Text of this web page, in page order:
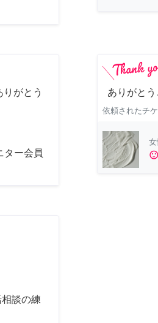
がとう
ター会員
ありがとう
依頼されたチ
女
sentiment_satisfied
相談の練